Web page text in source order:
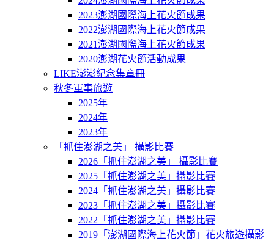
2023澎湖國際海上花火節成果
2022澎湖國際海上花火節成果
2021澎湖國際海上花火節成果
2020澎湖花火節活動成果
LIKE澎澎紀念集章冊
秋冬軍事旅遊
2025年
2024年
2023年
「抓住澎湖之美」 攝影比賽
2026「抓住澎湖之美」 攝影比賽
2025「抓住澎湖之美」攝影比賽
2024「抓住澎湖之美」攝影比賽
2023「抓住澎湖之美」攝影比賽
2022「抓住澎湖之美」攝影比賽
2019「澎湖國際海上花火節」花火旅遊攝影